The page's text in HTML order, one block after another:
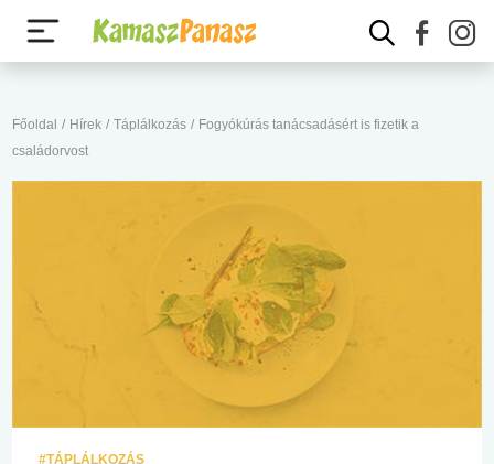
Főoldal / Hírek / Táplálkozás / Fogyókúrás tanácsadásért is fizetik a
családorvost
#TÁPLÁLKOZÁS